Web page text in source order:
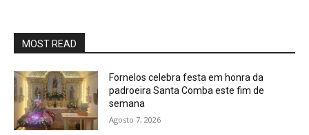
MOST READ
Fornelos celebra festa em honra da
padroeira Santa Comba este fim de
semana
Agosto 7, 2026